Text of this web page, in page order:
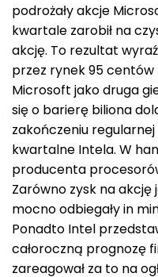
podrożały akcje
kwartale zarobił na
akcję. To rezultat
przez rynek 95 centów
Microsoft jako druga
się o barierę biliona
zakończeniu
kwartalne Intela. W
producenta
Zarówno zysk na
mocno odbiegały in
Ponadto Intel
całoroczną prognozę
zareagował za to na